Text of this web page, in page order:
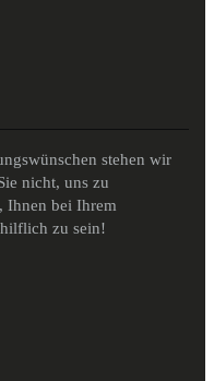
stehen wir
nicht, uns zu
Ihnen bei Ihrem
zu sein!